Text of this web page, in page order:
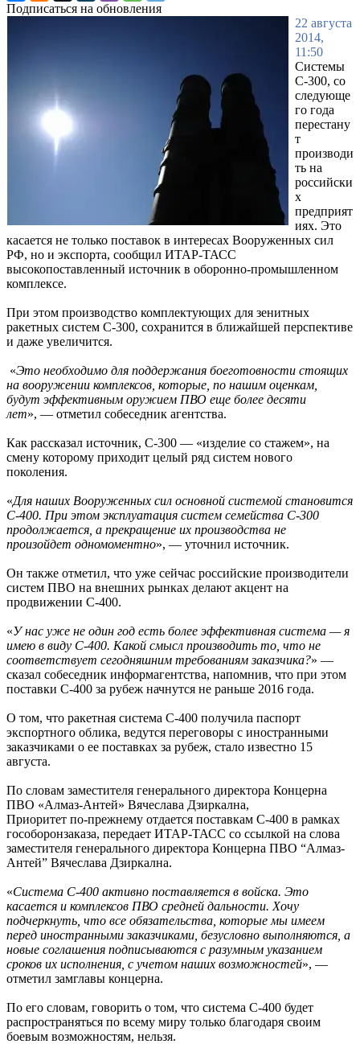
Подписаться на обновления
22 августа
2014,
11:50
Системы
С-300, со
следующе
го года
перестану
т
производи
ть на
российски
х
предприят
иях. Это
касается не только поставок в интересах Вооруженных сил
РФ, но и экспорта, сообщил ИТАР-ТАСС
высокопоставленный источник в оборонно-промышленном
комплексе.
При этом производство комплектующих для зенитных
ракетных систем С-300, сохранится в ближайшей перспективе
и даже увеличится.
«Это необходимо для поддержания боеготовности стоящих
на вооружении комплексов, которые, по нашим оценкам,
будут эффективным оружием ПВО еще более десяти
лет», — отметил собеседник агентства.
Как рассказал источник, С-300 — «изделие со стажем», на
смену которому приходит целый ряд систем нового
поколения.
«Для наших Вооруженных сил основной системой становится
С-400. При этом эксплуатация систем семейства С-300
продолжается, а прекращение их производства не
произойдет одномоментно», — уточнил источник.
Он также отметил, что уже сейчас российские производители
систем ПВО на внешних рынках делают акцент на
продвижении С-400.
«У нас уже не один год есть более эффективная система — я
имею в виду С-400. Какой смысл производить то, что не
соответствует сегодняшним требованиям заказчика?» —
сказал собеседник информагентства, напомнив, что при этом
поставки С-400 за рубеж начнутся не раньше 2016 года.
О том, что ракетная система С-400 получила паспорт
экспортного облика, ведутся переговоры с иностранными
заказчиками о ее поставках за рубеж, стало известно 15
августа.
По словам заместителя генерального директора Концерна
ПВО «Алмаз-Антей» Вячеслава Дзиркална,
Приоритет по-прежнему отдается поставкам С-400 в рамках
гособоронзаказа, передает ИТАР-ТАСС со ссылкой на слова
заместителя генерального директора Концерна ПВО “Алмаз-
Антей” Вячеслава Дзиркална.
«Система С-400 активно поставляется в войска. Это
касается и комплексов ПВО средней дальности. Хочу
подчеркнуть, что все обязательства, которые мы имеем
перед иностранными заказчиками, безусловно выполняются, а
новые соглашения подписываются с разумным указанием
сроков их исполнения, с учетом наших возможностей», —
отметил замглавы концерна.
По его словам, говорить о том, что система С-400 будет
распространяться по всему миру только благодаря своим
боевым возможностям, нельзя.